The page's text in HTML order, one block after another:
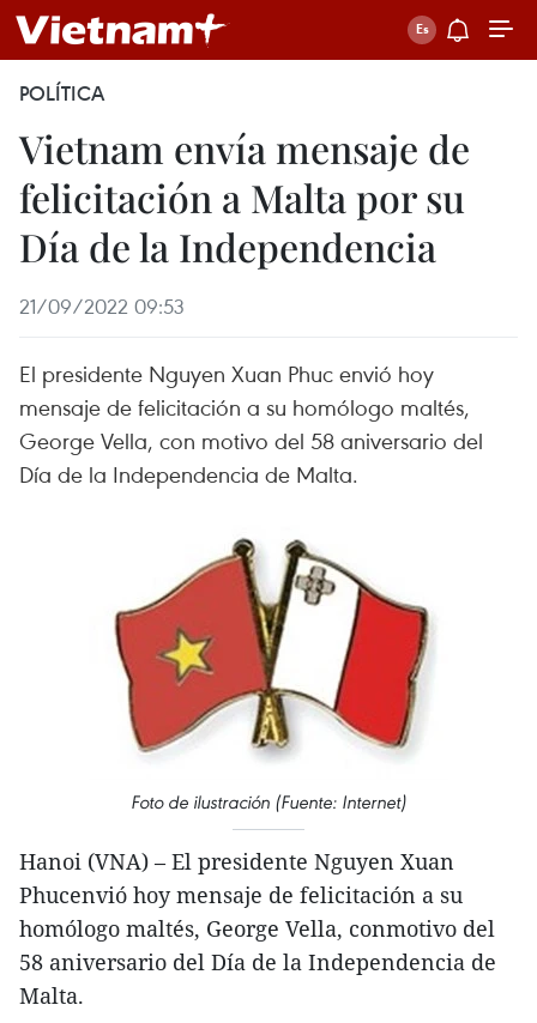
POLÍTICA
Vietnam envía mensaje de
felicitación a Malta por su
Día de la Independencia
21/09/2022 09:53
El presidente Nguyen Xuan Phuc envió hoy
mensaje de felicitación a su homólogo maltés,
George Vella, con motivo del 58 aniversario del
Día de la Independencia de Malta.
Foto de ilustración (Fuente: Internet)
Hanoi (VNA) – El presidente Nguyen Xuan
Phucenvió hoy mensaje de felicitación a su
homólogo maltés, George Vella, conmotivo del
58 aniversario del Día de la Independencia de
Malta.